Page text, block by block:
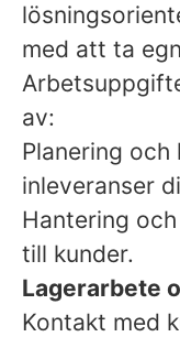
med att ta
av:
Planering
inleveranser
Hantering
till kunder.
Lagerarbete
Kontakt med